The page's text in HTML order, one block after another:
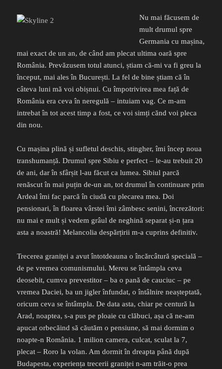
Nu mai făcusem de
mult drumul spre
Germania cu mașina,
mai exact de un an, de când am plecat ultima oară spre
România. Prevăzusem totul atunci, știam că-mi va fi greu la
început, mai ales în București. La fel de bine știam că în
câteva luni mă voi obișnui. Cu împotrivirea mea față de
România era ceva în neregulă – intuiam vag. Ce m-am
intrebat în tot acest timp a fost, ce voi simți cănd voi pleca
din nou.
Cu mașina plină și sufletul deschis, stingher, îmi încep noua
transhumanță. Drumul spre Sibiu e perfect – le-au trebuit 20
de ani, dar în sfârșit l-au făcut ca lumea. Sibiul parcă
renăscut în mai puțin de-un an, tot drumul în continuare prin
Ardeal îmi fac parcă în ciudă cu plecarea mea. Doi
pensionari, în floarea vârstei îmi zâmbesc senini, încrezători:
nu mai e mult și vedem grâul de neghină separat și-n țara
asta a noastră! Melancolia despărțirii m-a cuprins definitiv.
Trecerea graniței a avut întotdeauna o încărcâtură specială –
de pe vremea comunismului. Mereu se întâmpla ceva
deosebit, cumva prevestitor – ba o pană de cauciuc – pe
vremea Daciei, ba un jigler înfundat, o întâlnire neașteptată,
oricum ceva se întâmpla. De data asta, chiar pe centură la
Arad, noaptea, s-a pus pe ploaie cu clăbuci, așa că ne-am
apucat orbecăind să căutăm o pensiune, să mai dormim o
noapte-n România. 1 milion camera, culcat, sculat la 7,
plecat – Roro la volan. Am dormit în dreapta până după
Budapesta, experiența trecerii graniței n-am trăit-o prea